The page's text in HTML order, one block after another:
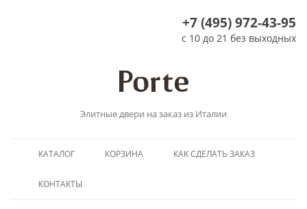
+7 (495) 972-43-95
с 10 до 21 без выходных
Элитные двери на заказ из Италии
КАТАЛОГ КОРЗИНА КАК СДЕЛАТЬ ЗАКАЗ
КОНТАКТЫ